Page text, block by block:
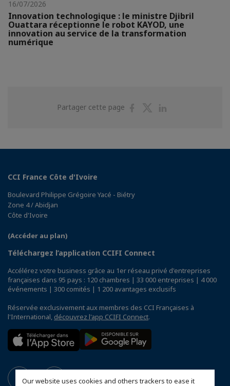
Our website uses cookies and others trackers to ease it
16/07/2026
Innovation technologique : le ministre Djibril
Ouattara réceptionne le robot KAYOD, une
innovation au service de la transformation
numérique
Partager cette page
PartagerPartager
CCI France Côte d'Ivoire
Boulevard Philippe Grégoire Yacé - Biétry
Zone 4 / Abidjan
Côte d'Ivoire
(Accéder au plan)
Téléchargez l’application CCIFI Connect
Accélérez votre business grâce au 1er réseau privé d'entreprises
françaises dans 95 pays : 120 chambres | 33 000 entreprises | 4 000
événements | 300 comités | 1 200 avantages exclusifs
Réservée exclusivement aux membres des CCI Françaises à
l'International, découvrez l'app CCIFI Connect.